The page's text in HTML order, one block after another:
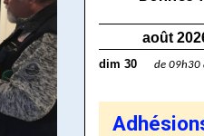
août
dim 30 de 09h30